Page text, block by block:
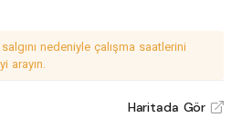
nedeniyle çalışma saatlerini
arayın.
Haritada Gör V